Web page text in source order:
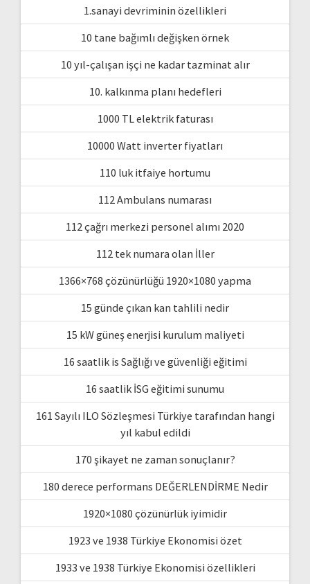
1.sanayi devriminin özellikleri
10 tane bağımlı değişken örnek
10 yıl-çalışan işçi ne kadar tazminat alır
10. kalkınma planı hedefleri
1000 TL elektrik faturası
10000 Watt inverter fiyatları
110 luk itfaiye hortumu
112 Ambulans numarası
112 çağrı merkezi personel alımı 2020
112 tek numara olan İller
1366×768 çözünürlüğü 1920×1080 yapma
15 günde çıkan kan tahlili nedir
15 kW güneş enerjisi kurulum maliyeti
16 saatlik is Sağlığı ve güvenliği eğitimi
16 saatlik İSG eğitimi sunumu
161 Sayılı ILO Sözleşmesi Türkiye tarafından hangi
yıl kabul edildi
170 şikayet ne zaman sonuçlanır?
180 derece performans DEĞERLENDİRME Nedir
1920×1080 çözünürlük iyimidir
1923 ve 1938 Türkiye Ekonomisi özet
1933 ve 1938 Türkiye Ekonomisi özellikleri